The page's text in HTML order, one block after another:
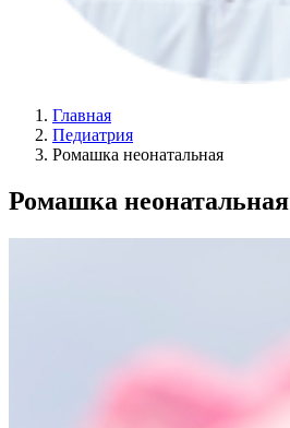
Главная
Педиатрия
Ромашка неонатальная
Ромашка неонатальная